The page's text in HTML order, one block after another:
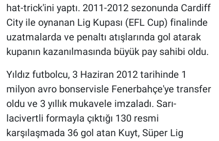
hat-trick'ini yaptı. 2011-2012 sezonunda Cardiff
City ile oynanan Lig Kupası (EFL Cup) finalinde
uzatmalarda ve penaltı atışlarında gol atarak
kupanın kazanılmasında büyük pay sahibi oldu.
Yıldız futbolcu, 3 Haziran 2012 tarihinde 1
milyon avro bonservisle Fenerbahçe'ye transfer
oldu ve 3 yıllık mukavele imzaladı. Sarı-
lacivertli formayla çıktığı 130 resmi
karşılaşmada 36 gol atan Kuyt, Süper Lig